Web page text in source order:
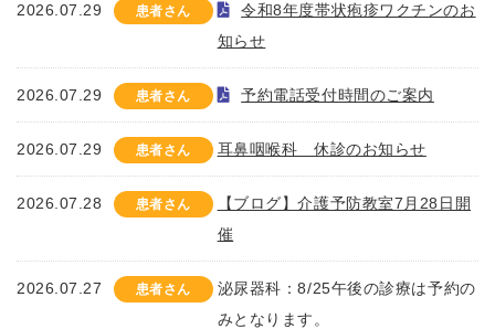
2026.07.29 患者さん
令和8年度帯状疱疹ワクチンのお
知らせ
2026.07.29 患者さん 予約電話受付時間のご案内
2026.07.29 患者さん 耳鼻咽喉科 休診のお知らせ
2026.07.28 患者さん
【ブログ】介護予防教室7月28日開
催
2026.07.27 患者さん
泌尿器科：8/25午後の診療は予約の
みとなります。